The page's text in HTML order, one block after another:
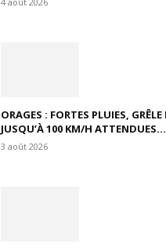
ORAGES : FORTES PLUIES, GRÊLE
JUSQU’À 100 KM/H ATTENDUES...
3 août 2026